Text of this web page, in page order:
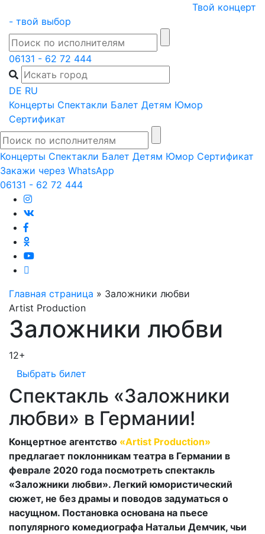
content
Твой концерт
- твой выбор
06131 - 62 72 444
DE RU
Концерты Спектакли Балет Детям Юмор
Сертификат
Концерты Спектакли Балет Детям Юмор Сертификат
Закажи через WhatsApp
06131 - 62 72 444
Главная страница » Заложники любви
Artist Production
Заложники любви
12+
Выбрать билет
Спектакль «Заложники
любви» в Германии!
Концертное агентство «Artist Production»
предлагает поклонникам театра в Германии в
феврале 2020 года посмотреть спектакль
«Заложники любви». Легкий юмористический
сюжет, не без драмы и поводов задуматься о
насущном. Постановка основана на пьесе
популярного комедиографа Натальи Демчик, чьи